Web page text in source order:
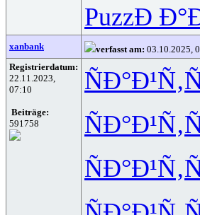
PuzzÐ
xanbank verfasst am: 03.10.2025,
Registrierdatum:
22.11.2023,
07:10
Beiträge:
591758
ÑÐ°Ð¹Ñ‚
ÑÐ°Ð¹Ñ‚
ÑÐ°Ð¹Ñ‚